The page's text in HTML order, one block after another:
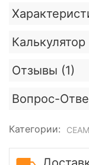
Калькулятор
Отзывы (1)
Вопрос-
Категории: СЕАМ